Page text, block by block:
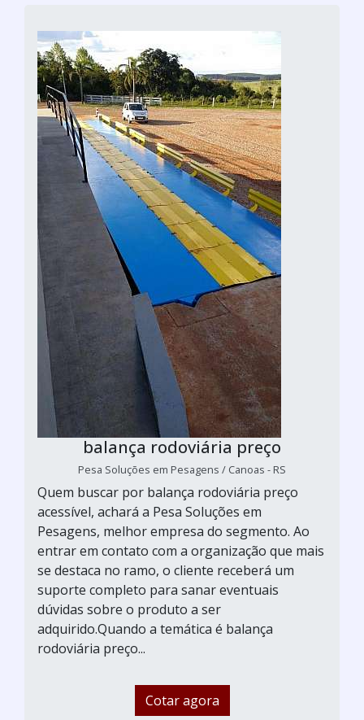
balança rodoviária preço
Pesa Soluções em Pesagens / Canoas - RS
Quem buscar por balança rodoviária preço
acessível, achará a Pesa Soluções em
Pesagens, melhor empresa do segmento. Ao
entrar em contato com a organização que mais
se destaca no ramo, o cliente receberá um
suporte completo para sanar eventuais
dúvidas sobre o produto a ser
adquirido.Quando a temática é balança
rodoviária preço...
Cotar agora